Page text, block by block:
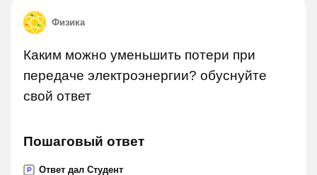
Физика
Каким можно уменьшить потери при
передаче электроэнергии? обуснуйте
свой ответ
Пошаговый ответ
P Ответ дал Студент